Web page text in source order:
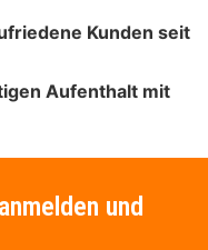
Kunden seit
Aufenthalt mit
und